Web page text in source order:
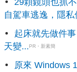
自駕車逃逸，隱
起床就先做件
天變...PR・新素簡
原來 Windows